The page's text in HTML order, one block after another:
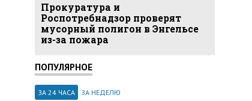
Прокуратура и
Роспотребнадзор проверят
мусорный полигон в Энгельсе
из-за пожара
ПОПУЛЯРНОЕ
ЗА 24 ЧАСА ЗА НЕДЕЛЮ